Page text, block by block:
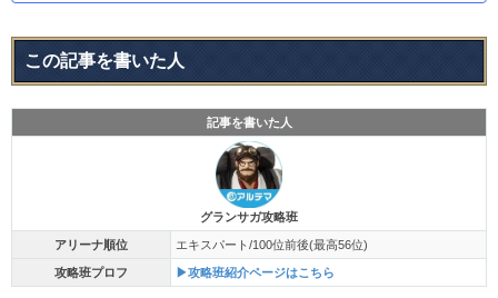
この記事を書いた人
記事を書いた人
グランサガ攻略班
アリーナ順位 エキスパート/100位前後(最高56位)
攻略班プロフ ▶攻略班紹介ページはこちら